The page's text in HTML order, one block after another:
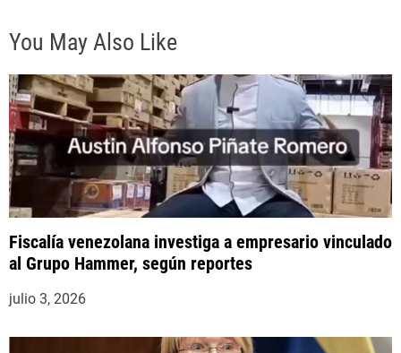
d
a
s
You May Also Like
Fiscalía venezolana investiga a empresario vinculado
al Grupo Hammer, según reportes
julio 3, 2026